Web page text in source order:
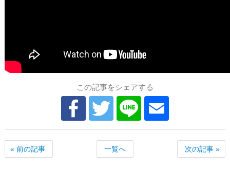
この記事をシェアする
« 前の記事 一覧へ 次の記事 »